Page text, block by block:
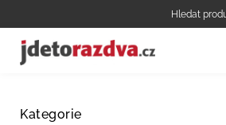
Kategorie